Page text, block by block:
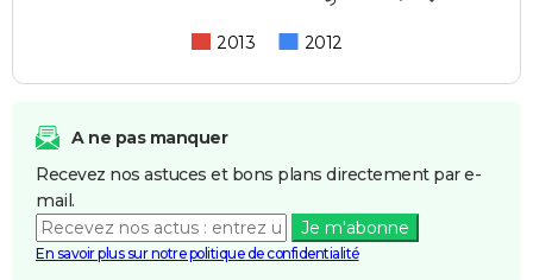
2013 2012
A ne pas manquer
Recevez nos astuces et bons plans directement par e-
mail.
Je m'abonne
En savoir plus sur notre politique de confidentialité